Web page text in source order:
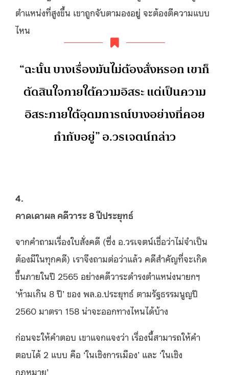
ตำแหน่งที่สูงขึ้น เขาถูกจับตามองอยู่ จะต้องตีความแบบ
ไหน
“ฉะนั้น บางเรื่องมันไม่ต้องสั่งหรอก เขาก็
ตัดสินใจภายใต้ความอิสระ แต่เป็นความ
อิสระภายใต้อุดมการณ์บางอย่างที่คอย
กำกับอยู่” อ.วรเจตน์กล่าว
4.
คาดเดาผล คดีวาระ 8 ปีประยุทธ์
จากคำถามเรื่องใบสั่งคดี (ซึ่ง อ.วรเจตน์เชื่อว่าไม่จำเป็น
ต้องมีในทุกคดี) เราจึงถามต่อว่าแล้ว คดีสำคัญที่จะเกิด
ขึ้นภายในปี 2565 อย่างคดีวาระดำรงตำแหน่งนายกฯ
‘ห้ามเกิน 8 ปี’ ของ พล.อ.ประยุทธ์ ตามรัฐธรรมนูญปี
2560 มาตรา 158 น่าจะออกทางไหนได้บ้าง
ก่อนจะให้คำตอบ เขาแจกแจงว่า เรื่องนี้สามารถให้คำ
ตอบได้ 2 แบบ คือ ‘ในเชิงการเมือง’ และ ‘ในเชิง
กฎหมาย’